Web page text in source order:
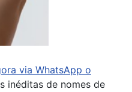
via WhatsApp o
inéditas de nomes de